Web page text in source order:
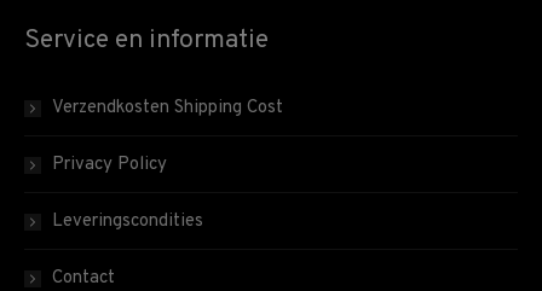
Service en informatie
Verzendkosten Shipping Cost
Privacy Policy
Leveringscondities
Contact